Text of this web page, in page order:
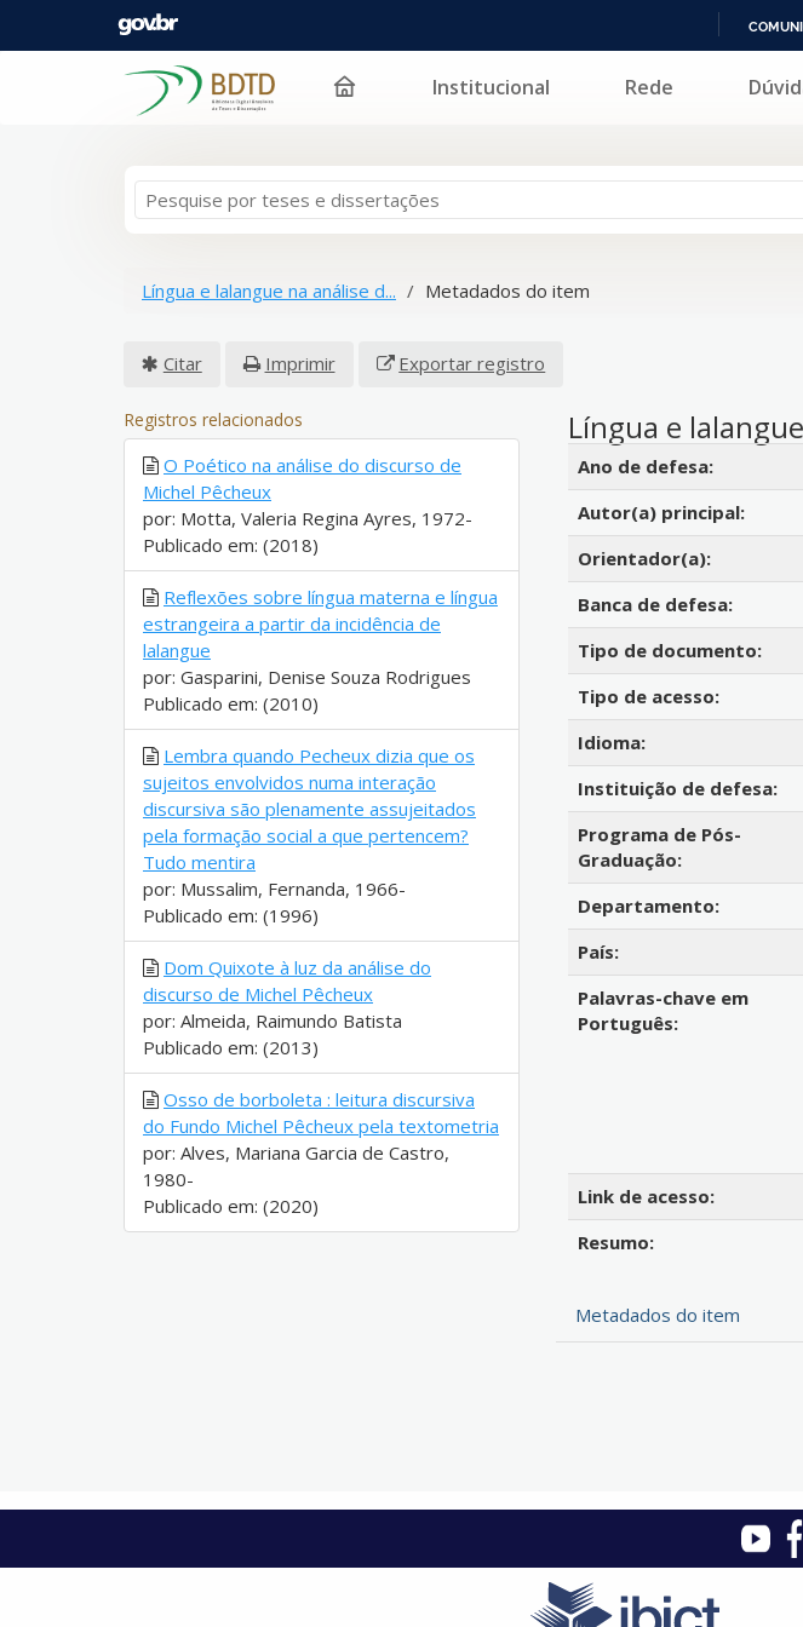
Pular para o conteúdo Institucional Rede
Língua e lalangue na análise d... Metadados do item
Citar Imprimir Exportar registro
Língua e
Detalhes bibliográficos
Ano de defesa:
Autor(a) principal:
Orientador(a):
Banca de defesa:
Tipo de documento:
Tipo de acesso:
Idioma:
Instituição de defesa:
Programa de Pós-
Graduação:
Departamento:
País:
Palavras-chave em
Português:
Link de acesso:
Resumo:
Metadados do item
Registros relacionados
O Poético na análise do discurso de
Michel Pêcheux
por: Motta, Valeria Regina Ayres, 1972-
Publicado em: (2018)
Reflexões sobre língua materna e língua
estrangeira a partir da incidência de
lalangue
por: Gasparini, Denise Souza Rodrigues
Publicado em: (2010)
Lembra quando Pecheux dizia que os
sujeitos envolvidos numa interação
discursiva são plenamente assujeitados
pela formação social a que pertencem?
Tudo mentira
por: Mussalim, Fernanda, 1966-
Publicado em: (1996)
Dom Quixote à luz da análise do
discurso de Michel Pêcheux
por: Almeida, Raimundo Batista
Publicado em: (2013)
Osso de borboleta : leitura discursiva
do Fundo Michel Pêcheux pela textometria
por: Alves, Mariana Garcia de Castro,
1980-
Publicado em: (2020)